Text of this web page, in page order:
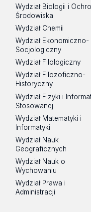
Wydział Biologii i
Środowiska
Wydział Chemii
Wydział Ekonomiczno-
Socjologiczny
Wydział Filologiczny
Wydział Filozoficzno-
Historyczny
Wydział Fizyki i
Stosowanej
Wydział Matematyki i
Informatyki
Wydział Nauk
Geograficznych
Wydział Nauk o
Wychowaniu
Wydział Prawa i
Administracji